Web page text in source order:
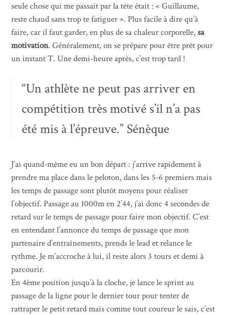
seule chose qui me passait par la tête était : « Guillaume,
reste chaud sans trop te fatiguer ». Plus facile à dire qu’à
faire, car il faut garder, en plus de sa chaleur corporelle,sa
motivation. Généralement, on se prépare pour être prêt pour
un instant T. Une demi-heure après, c’est trop tard !
“Un athlète ne peut pas arriver en
compétition très motivé s’il n’a pas
été mis à l’épreuve.” Sénèque
J’ai quand-même eu un bon départ : j’arrive rapidement à
prendre ma place dans le peloton, dans les 5-6 premiers mais
les temps de passage sont plutôt moyens pour réaliser
l’objectif. Passage au 1000m en 2’44, j’ai donc 4 secondes de
retard sur le temps de passage pour faire mon objectif. C’est
en entendant l’annonce du temps de passage que mon
partenaire d’entraînements, prends le lead et relance le
rythme. Je m’accroche à lui, il reste alors 3 tours et demi à
parcourir.
En 4ème position jusqu’à la cloche, je lance le sprint au
passage de la ligne pour le dernier tour pour tenter de
rattraper le petit retard mais comme tout coureur le sais, c’est